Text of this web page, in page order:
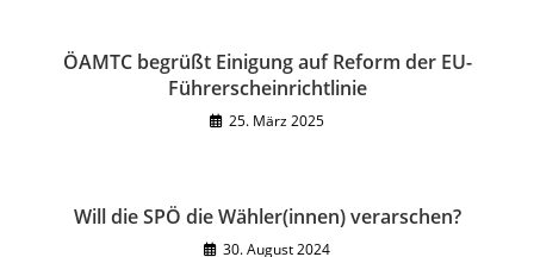
ÖAMTC begrüßt Einigung auf Reform der EU-
Führerscheinrichtlinie
25. März 2025
Will die SPÖ die Wähler(innen) verarschen?
30. August 2024